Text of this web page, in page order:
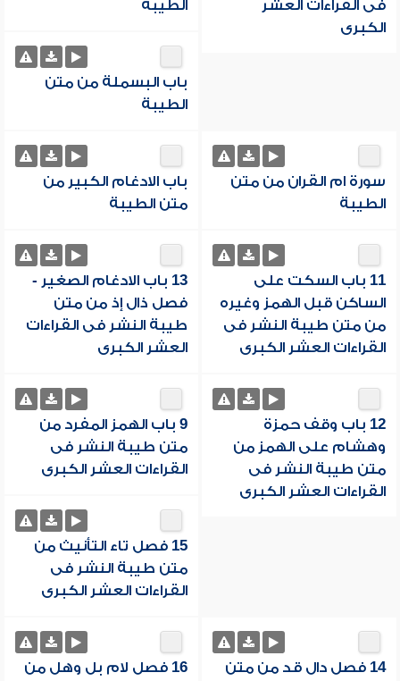
فى القراءات العشر
الكبرى
الطيبة
باب البسملة من متن
الطيبة
سورة ام القران من متن
الطيبة
باب الادغام الكبير من
متن الطيبة
11 باب السكت على
الساكن قبل الهمز وغيره
من متن طيبة النشر فى
القراءات العشر الكبرى
13 باب الادغام الصغير -
فصل ذال إذ من متن
طيبة النشر فى القراءات
العشر الكبرى
12 باب وقف حمزة
وهشام على الهمز من
متن طيبة النشر فى
القراءات العشر الكبرى
9 باب الهمز المفرد من
متن طيبة النشر فى
القراءات العشر الكبرى
15 فصل تاء التأنيث من
متن طيبة النشر فى
القراءات العشر الكبرى
14 فصل دال قد من متن
16 فصل لام بل وهل من